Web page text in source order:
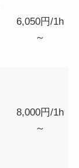
6,050円/1h
～
8,000円/1h
～